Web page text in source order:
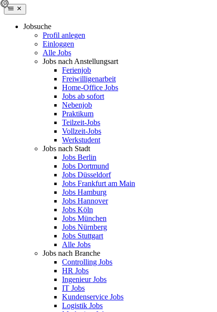
Jobsuche
Profil anlegen
Einloggen
Alle Jobs
Jobs nach Anstellungsart
Ferienjob
Freiwilligenarbeit
Home-Office Jobs
Jobs ab sofort
Nebenjob
Praktikum
Teilzeit-Jobs
Vollzeit-Jobs
Werkstudent
Jobs nach Stadt
Jobs Berlin
Jobs Dortmund
Jobs Düsseldorf
Jobs Frankfurt am Main
Jobs Hamburg
Jobs Hannover
Jobs Köln
Jobs München
Jobs Nürnberg
Jobs Stuttgart
Alle Jobs
Jobs nach Branche
Controlling Jobs
HR Jobs
Ingenieur Jobs
IT Jobs
Kundenservice Jobs
Logistik Jobs